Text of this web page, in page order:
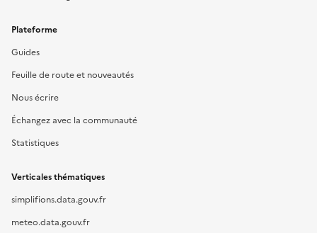
Plateforme
Guides
Feuille de route et nouveautés
Nous écrire
Échangez avec la communauté
Statistiques
Verticales thématiques
simplifions.data.gouv.fr
meteo.data.gouv.fr